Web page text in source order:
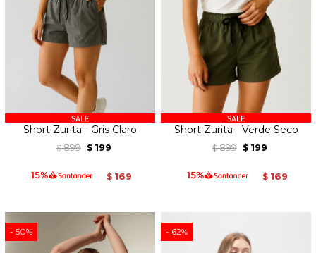
Short Zurita - Gris Claro
$ 899 $ 199
$ 169
Short Zurita - Verde Seco
$ 899 $ 199
$ 169
50 62